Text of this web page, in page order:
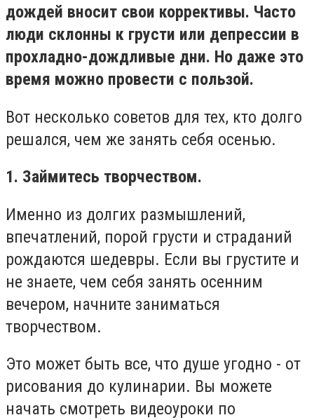
дождей вносит свои коррективы. Часто
люди склонны к грусти или депрессии в
прохладно-дождливые дни. Но даже это
время можно провести с пользой.
Вот несколько советов для тех, кто долго
решался, чем же занять себя осенью.
1. Займитесь творчеством.
Именно из долгих размышлений,
впечатлений, порой грусти и страданий
рождаются шедевры. Если вы грустите и
не знаете, чем себя занять осенним
вечером, начните заниматься
творчеством.
Это может быть все, что душе угодно - от
рисования до кулинарии. Вы можете
начать смотреть видеоуроки по